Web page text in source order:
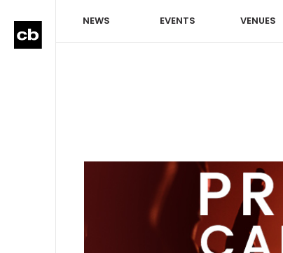
NEWS EVENTS VENUES